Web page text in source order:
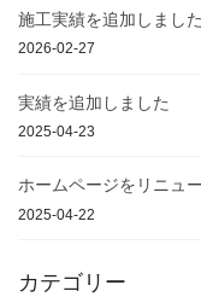
施工実績を追加しました
2026-02-27
実績を追加しました
2025-04-23
ホームページをリニュ
2025-04-22
カテゴリー